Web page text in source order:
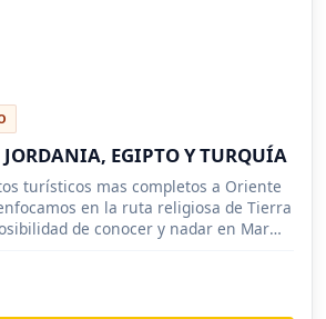
EGIPTO Y TURQUÍA
turísticos mas completos a Oriente
en la ruta religiosa de Tierra
de conocer y nadar en Mar